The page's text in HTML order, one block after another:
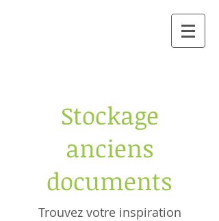
Stockage
anciens
documents
Trouvez votre inspiration